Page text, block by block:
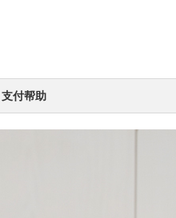
支付帮助